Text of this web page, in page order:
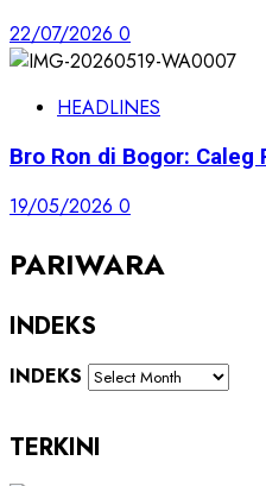
22/07/2026 0
HEADLINES
Bro Ron di Bogor: Caleg
19/05/2026 0
PARIWARA
INDEKS
INDEKS
TERKINI